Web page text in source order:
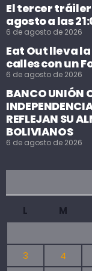
El tercer tráiler
agosto a las
6 de agosto de 2026
Eat Out lleva
calles con un
6 de agosto de 2026
BANCO UNIÓN
REFLEJAN SU
BOLIVIANOS
6 de agosto de 2026
L M
3
4